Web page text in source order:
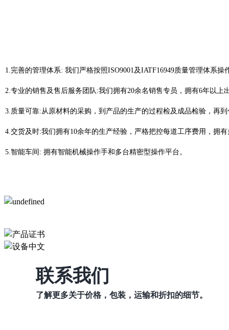
1.完善的管理体系: 我们严格按照ISO9001及IATF16949质量管理体系操
2.专业的销售及售后服务团队:我们拥有20余名销售专员，拥有6年以
3.质量可靠:从原材料的采购，到产品的生产的过程检及成品检验，再
4.交货及时:我们拥有10余年的生产经验，严格把控每道工序费用，拥
5.智能车间: 拥有智能机械操作手和多台精密型操作平台。
联系我们
了解更多关于价格，包装，运输和折扣的细节。